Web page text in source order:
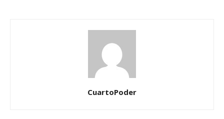
CuartoPoder